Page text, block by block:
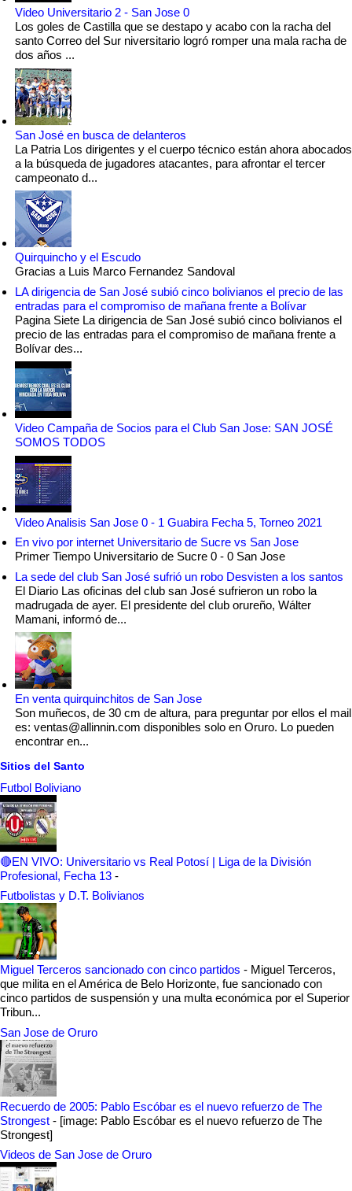
Video Universitario 2 - San Jose 0
Los goles de Castilla que se destapo y acabo con la racha del
santo Correo del Sur niversitario logró romper una mala racha de
dos años ...
San José en busca de delanteros
La Patria Los dirigentes y el cuerpo técnico están ahora abocados
a la búsqueda de jugadores atacantes, para afrontar el tercer
campeonato d...
Quirquincho y el Escudo
Gracias a Luis Marco Fernandez Sandoval
LA dirigencia de San José subió cinco bolivianos el precio de las
entradas para el compromiso de mañana frente a Bolívar
Pagina Siete La dirigencia de San José subió cinco bolivianos el
precio de las entradas para el compromiso de mañana frente a
Bolívar des...
Video Campaña de Socios para el Club San Jose: SAN JOSÉ
SOMOS TODOS
Video Analisis San Jose 0 - 1 Guabira Fecha 5, Torneo 2021
En vivo por internet Universitario de Sucre vs San Jose
Primer Tiempo Universitario de Sucre 0 - 0 San Jose
La sede del club San José sufrió un robo Desvisten a los santos
El Diario Las oficinas del club san José sufrieron un robo la
madrugada de ayer. El presidente del club orureño, Wálter
Mamani, informó de...
En venta quirquinchitos de San Jose
Son muñecos, de 30 cm de altura, para preguntar por ellos el mail
es: ventas@allinnin.com disponibles solo en Oruro. Lo pueden
encontrar en...
Sitios del Santo
Futbol Boliviano
🔴EN VIVO: Universitario vs Real Potosí | Liga de la División
Profesional, Fecha 13 -
Futbolistas y D.T. Bolivianos
Miguel Terceros sancionado con cinco partidos - Miguel Terceros,
que milita en el América de Belo Horizonte, fue sancionado con
cinco partidos de suspensión y una multa económica por el Superior
Tribun...
San Jose de Oruro
Recuerdo de 2005: Pablo Escóbar es el nuevo refuerzo de The
Strongest - [image: Pablo Escóbar es el nuevo refuerzo de The
Strongest]
Videos de San Jose de Oruro